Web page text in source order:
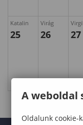
Katalin
25
Virág
26
Virgil
27
A weboldal
Oldalunk cookie-